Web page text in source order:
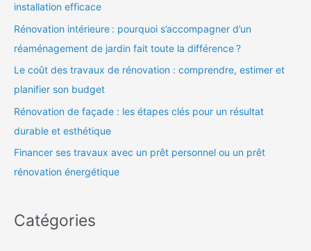
installation efficace
Rénovation intérieure : pourquoi s’accompagner d’un
réaménagement de jardin fait toute la différence ?
Le coût des travaux de rénovation : comprendre, estimer et
planifier son budget
Rénovation de façade : les étapes clés pour un résultat
durable et esthétique
Financer ses travaux avec un prêt personnel ou un prêt
rénovation énergétique
Catégories